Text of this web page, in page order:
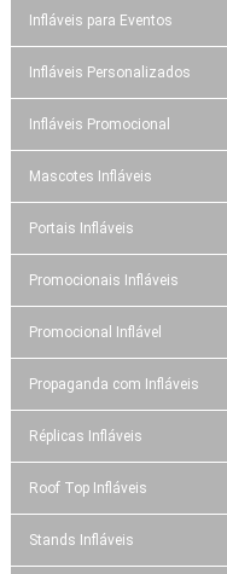
Infláveis para Eventos
Infláveis Personalizados
Infláveis Promocional
Mascotes Infláveis
Portais Infláveis
Promocionais Infláveis
Promocional Inflável
Propaganda com Infláveis
Réplicas Infláveis
Roof Top Infláveis
Stands Infláveis